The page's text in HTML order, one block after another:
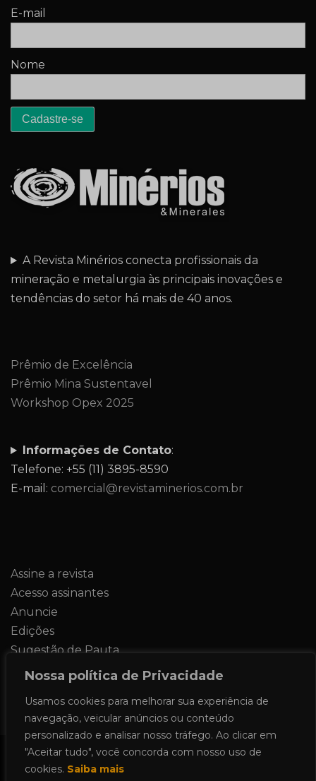
Nossa política de Privacidade
Usamos cookies para melhorar sua experiência de
navegação, veicular anúncios ou conteúdo
personalizado e analisar nosso tráfego. Ao clicar em
"Aceitar tudo", você concorda com nosso uso de
cookies. Saiba mais
E-mail
Nome
A Revista Minérios conecta profissionais da
mineração e metalurgia às principais inovações e
tendências do setor há mais de 40 anos.
Prêmio de Excelência
Prêmio Mina Sustentavel
Workshop Opex 2025
Informações de Contato:
Telefone: +55 (11) 3895-8590
E-mail: comercial@revistaminerios.com.br
Assine a revista
Acesso assinantes
Anuncie
Edições
Sugestão de Pauta
Contato
Todos os direitos reservados 2024.